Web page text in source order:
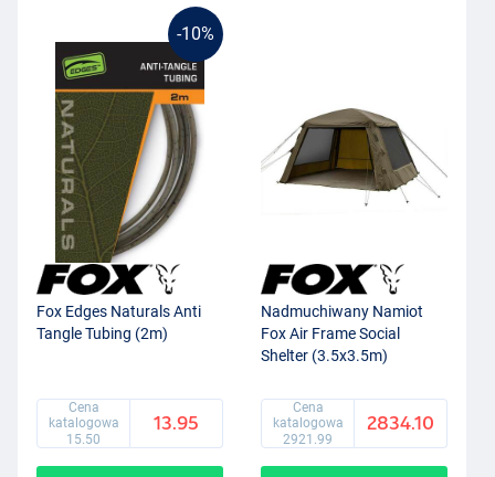
-10%
Fox Edges Naturals Anti
Tangle Tubing (2m)
Cena
katalogowa
15.50
13.95
Nadmuchiwany Namiot
Fox Air Frame Social
Shelter (3.5x3.5m)
Cena
katalogowa
2921.99
2834.10